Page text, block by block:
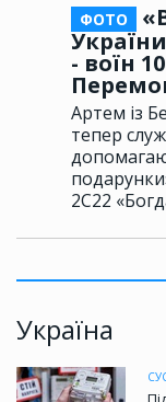
ФОТО
- воїн
Артем із
тепер
2С22
Україна